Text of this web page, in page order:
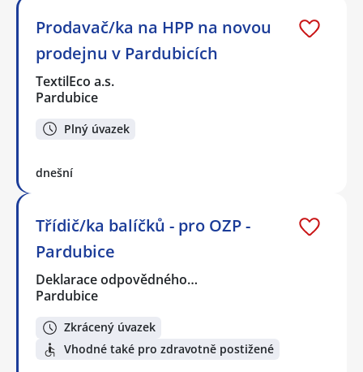
Prodavač/ka na HPP na novou
prodejnu v Pardubicích
TextilEco a.s.
Pardubice
Plný úvazek
dnešní
Třídič/ka balíčků - pro OZP -
Pardubice
Deklarace odpovědného…
Pardubice
Zkrácený úvazek
Vhodné také pro zdravotně postižené